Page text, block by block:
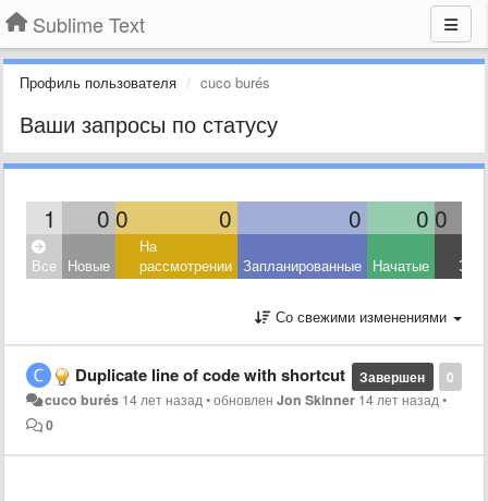
Sublime Text
Профиль пользователя cuco burés
Ваши запросы по статусу
1 0 0 0 0 0 0
Все Новые
На
рассмотрении Запланированные Начатые
Со свежими изменениями
0
Завершен
Duplicate line of code with shortcut
cuco burés 14 лет назад•обновленJon Skinner 14 лет назад•
0